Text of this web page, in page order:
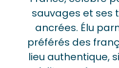
sauvages et ses
ancrées. Élu
préférés des
lieu authentique,